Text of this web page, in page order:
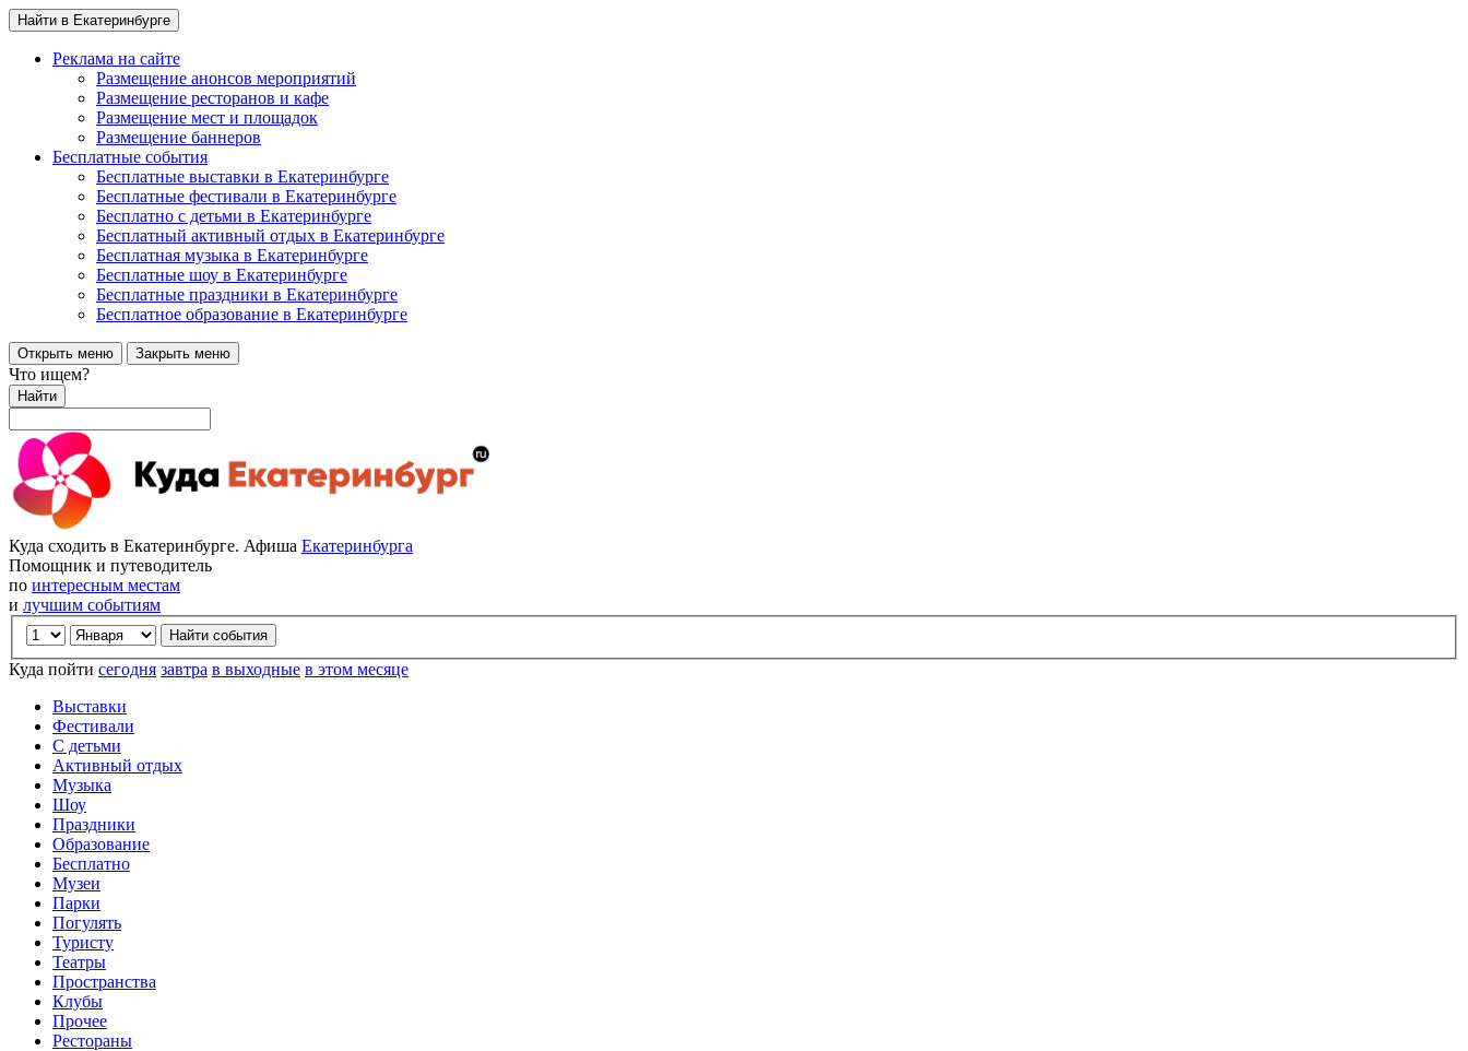
Найти в Екатеринбурге
Реклама на сайте
Размещение анонсов мероприятий
Размещение ресторанов и кафе
Размещение мест и площадок
Размещение баннеров
Бесплатные события
Бесплатные выставки в Екатеринбурге
Бесплатные фестивали в Екатеринбурге
Бесплатно с детьми в Екатеринбурге
Бесплатный активный отдых в Екатеринбурге
Бесплатная музыка в Екатеринбурге
Бесплатные шоу в Екатеринбурге
Бесплатные праздники в Екатеринбурге
Бесплатное образование в Екатеринбурге
Открыть меню Закрыть меню
Что ищем?
Найти
Куда сходить в Екатеринбурге. Афиша Екатеринбурга
Помощник и путеводитель
по интересным местам
и лучшим событиям
Куда пойти сегодня завтра в выходные в этом месяце
Выставки
Фестивали
С детьми
Активный отдых
Музыка
Шоу
Праздники
Образование
Бесплатно
Музеи
Парки
Погулять
Туристу
Театры
Пространства
Клубы
Прочее
Рестораны